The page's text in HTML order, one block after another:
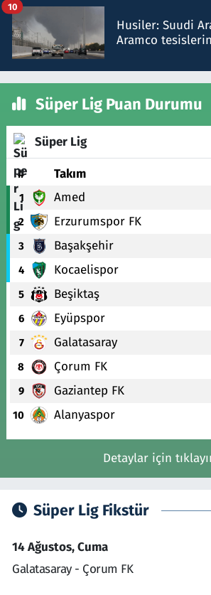
Husiler: Suudi
Aramco
10
Süper Lig Puan Durumu
Süper Lig
# Takım
1 Amed
2 Erzurumspor FK
3 Başakşehir
4 Kocaelispor
5 Beşiktaş
6 Eyüpspor
7 Galatasaray
8 Çorum FK
9 Gaziantep FK
10 Alanyaspor
Detaylar için
Süper Lig Fikstür
14 Ağustos, Cuma
Galatasaray - Çorum FK